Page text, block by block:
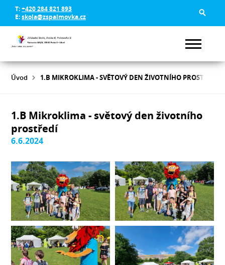
T:+420 284 821 893
E:skola@zspalmovka.cz
Úvod 1.B MIKROKLIMA - SVĚTOVÝ DEN ŽIVOTNÍHO PROSTŘEDÍ
1.B Mikroklima - světový den životního
prostředí
6.6.2024